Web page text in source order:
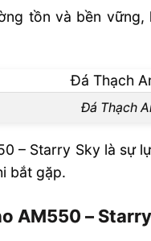
nhân tạo
tồn và bền
Đá Thạch
– Starry Sky là sự
bắt gặp.
AM550 –